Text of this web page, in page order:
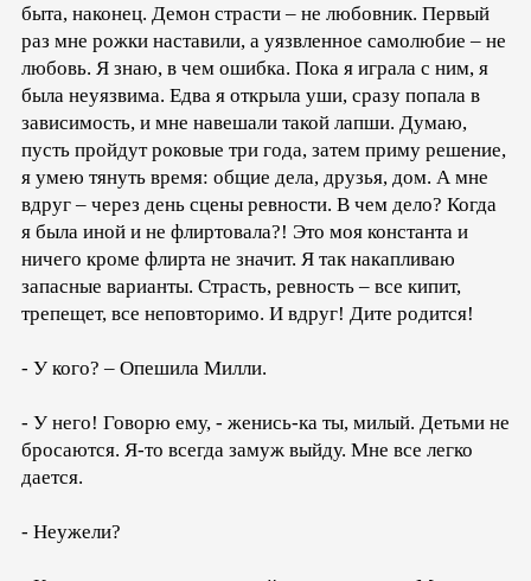
быта, наконец. Демон страсти – не любовник. Первый
раз мне рожки наставили, а уязвленное самолюбие – не
любовь. Я знаю, в чем ошибка. Пока я играла с ним, я
была неуязвима. Едва я открыла уши, сразу попала в
зависимость, и мне навешали такой лапши. Думаю,
пусть пройдут роковые три года, затем приму решение,
я умею тянуть время: общие дела, друзья, дом. А мне
вдруг – через день сцены ревности. В чем дело? Когда
я была иной и не флиртовала?! Это моя константа и
ничего кроме флирта не значит. Я так накапливаю
запасные варианты. Страсть, ревность – все кипит,
трепещет, все неповторимо. И вдруг! Дите родится!
- У кого? – Опешила Милли.
- У него! Говорю ему, - женись-ка ты, милый. Детьми не
бросаются. Я-то всегда замуж выйду. Мне все легко
дается.
- Неужели?